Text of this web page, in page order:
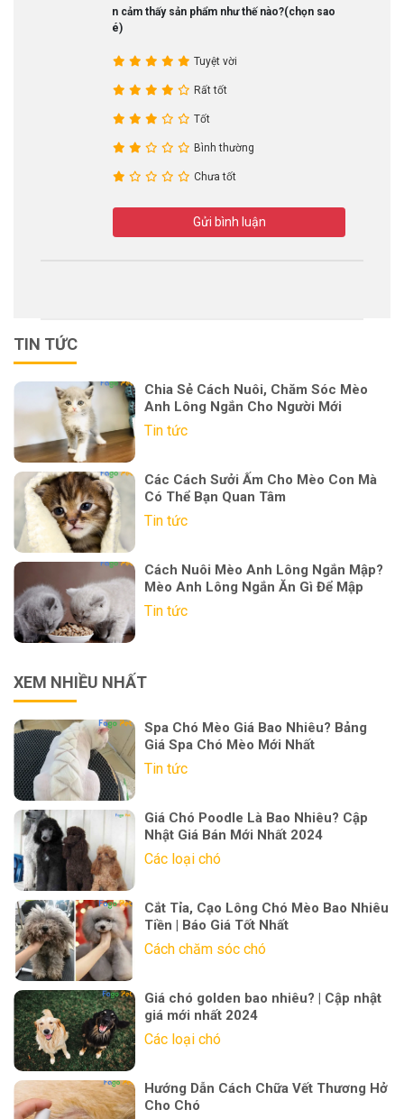
Bạn cảm thấy sản phẩm như thế nào?(chọn sao
nhé)
Tuyệt vời
Rất tốt
Tốt
Bình thường
Chưa tốt
Gửi bình luận
TIN TỨC
Chia Sẻ Cách Nuôi, Chăm Sóc Mèo
Anh Lông Ngắn Cho Người Mới
Tin tức
Các Cách Sưởi Ấm Cho Mèo Con Mà
Có Thể Bạn Quan Tâm
Tin tức
Cách Nuôi Mèo Anh Lông Ngắn Mập?
Mèo Anh Lông Ngắn Ăn Gì Để Mập
Tin tức
XEM NHIỀU NHẤT
Spa Chó Mèo Giá Bao Nhiêu? Bảng
Giá Spa Chó Mèo Mới Nhất
Tin tức
Giá Chó Poodle Là Bao Nhiêu? Cập
Nhật Giá Bán Mới Nhất 2024
Các loại chó
Cắt Tỉa, Cạo Lông Chó Mèo Bao Nhiêu
Tiền | Báo Giá Tốt Nhất
Cách chăm sóc chó
Giá chó golden bao nhiêu? | Cập nhật
giá mới nhất 2024
Các loại chó
Hướng Dẫn Cách Chữa Vết Thương Hở
Cho Chó